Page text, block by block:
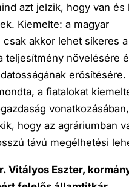
azt jelzik, hogy van és
Kiemelte: a magyar
csak akkor lehet sikeres
teljesítmény növelésére
erősítésére.
a fiatalokat
hogy az agráriumban
távú megélhetési
Vitályos Eszter,